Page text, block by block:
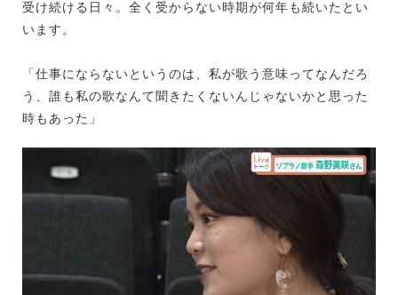
受け続ける日々。全く受からない時期が何年も続いたとい
います。
「仕事にならないというのは、私が歌う意味ってなんだろ
う、誰も私の歌なんて聞きたくないんじゃないかと思った
時もあった」